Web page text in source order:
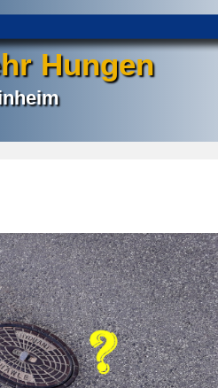
Hungen